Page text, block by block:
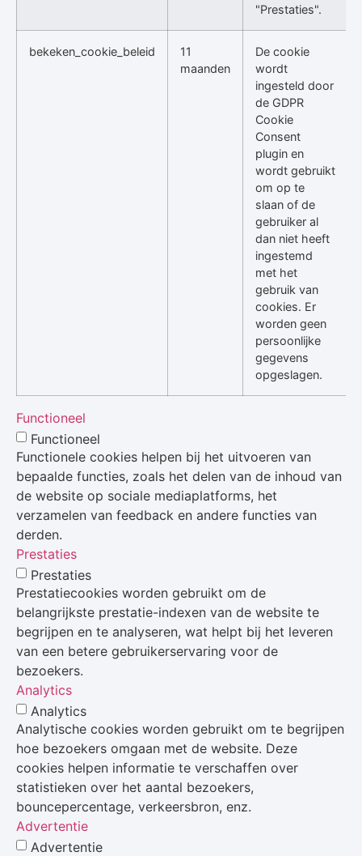
"Prestaties".
bekeken_cookie_beleid
11
maanden
De cookie
wordt
ingesteld door
de GDPR
Cookie
Consent
plugin en
wordt gebruikt
om op te
slaan of de
gebruiker al
dan niet heeft
ingestemd
met het
gebruik van
cookies. Er
worden geen
persoonlijke
gegevens
opgeslagen.
Functioneel
Functioneel
Functionele cookies helpen bij het uitvoeren van
bepaalde functies, zoals het delen van de inhoud van
de website op sociale mediaplatforms, het
verzamelen van feedback en andere functies van
derden.
Prestaties
Prestaties
Prestatiecookies worden gebruikt om de
belangrijkste prestatie-indexen van de website te
begrijpen en te analyseren, wat helpt bij het leveren
van een betere gebruikerservaring voor de
bezoekers.
Analytics
Analytics
Analytische cookies worden gebruikt om te begrijpen
hoe bezoekers omgaan met de website. Deze
cookies helpen informatie te verschaffen over
statistieken over het aantal bezoekers,
bouncepercentage, verkeersbron, enz.
Advertentie
Advertentie